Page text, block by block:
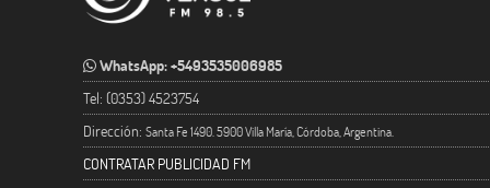
WhatsApp: +5493535006985
Tel: (0353) 4523754
Dirección: Santa Fe 1490. 5900 Villa María, Córdoba, Argentina.
CONTRATAR PUBLICIDAD FM